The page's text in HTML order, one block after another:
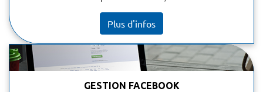
Plus d'infos
GESTION FACEBOOK